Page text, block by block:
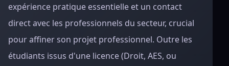
expérience pratique essentielle et un contact
direct avec les professionnels du secteur, crucial
pour affiner son projet professionnel. Outre les
étudiants issus d'une licence (Droit, AES, ou